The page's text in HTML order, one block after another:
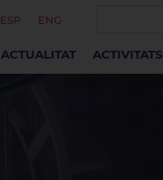
ESP ENG
ACTUALITAT ACTIVITATS